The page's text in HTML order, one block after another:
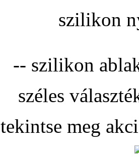
szilikon
-- szilikon
széles
tekintse meg